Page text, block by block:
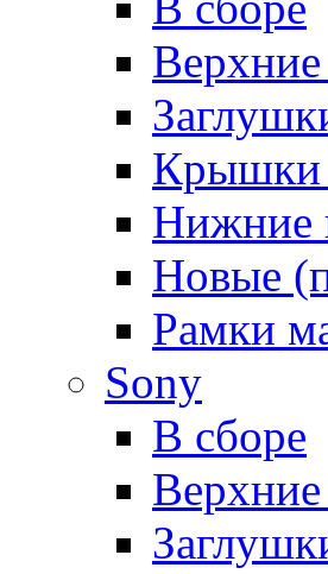
Крышки
Нижние
Новые
Рамки
Sony
В сборе